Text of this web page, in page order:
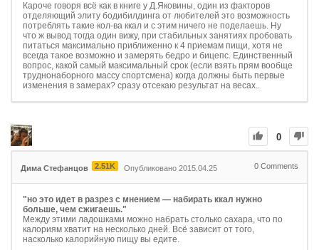
Кароче говоря всё как в книге у Д.Яковины, один из факторов
отделяющий элиту бодибилдинга от любителей это возможность
потреблять такие кол-ва ккал и с этим ничего не поделаешь. Ну
что ж вывод тогда один вижу, при стабильных занятиях пробовать
питаться максимально приближенно к 4 приемам пищи, хотя не
всегда такое возможно и замерять бедро и бицепс. Единственный
вопрос, какой самый максимальный срок (если взять прям вообще
труднонаборного массу спортсмена) когда должны быть первые
изменения в замерах? сразу отсекаю результат на весах..
0
Дима Стефанцов 2.51K Опубликовано 2015.04.25 0 Comments
"но это идет в разрез с мнением — набирать ккал нужно
больше, чем сжигаешь."
Между этими ладошками можно набрать столько сахара, что по
калориям хватит на несколько дней. Всё зависит от того,
насколько калорийную пищу вы едите.